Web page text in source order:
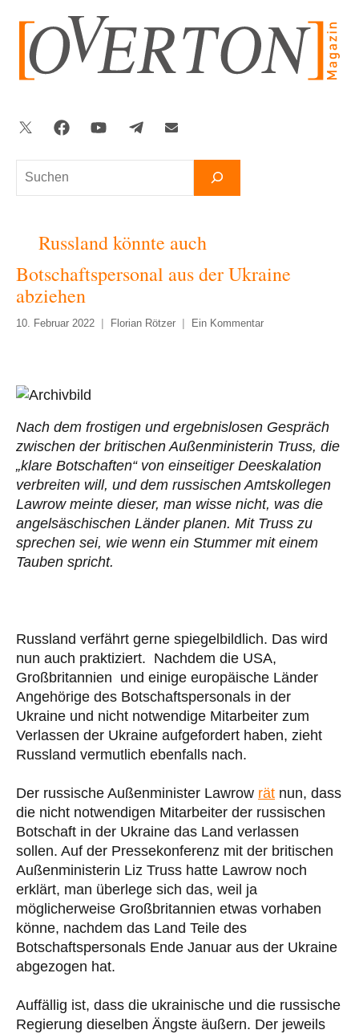
springen
Suchen
Twitter FacebookYouTubeTelegram
Russland könnte auch
Botschaftspersonal aus der Ukraine
abziehen
10. Februar 2022 Florian Rötzer Ein Kommentar
Nach dem frostigen und ergebnislosen Gespräch
zwischen der britischen Außenministerin Truss, die
„klare Botschaften“ von einseitiger Deeskalation
verbreiten will, und dem russischen Amtskollegen
Lawrow meinte dieser, man wisse nicht, was die
angelsäschischen Länder planen. Mit Truss zu
sprechen sei, wie wenn ein Stummer mit einem
Tauben spricht.
Russland verfährt gerne spiegelbildlich. Das wird
nun auch praktiziert. Nachdem die USA,
Großbritannien und einige europäische Länder
Angehörige des Botschaftspersonals in der
Ukraine und nicht notwendige Mitarbeiter zum
Verlassen der Ukraine aufgefordert haben, zieht
Russland vermutlich ebenfalls nach.
Der russische Außenminister Lawrow rät nun, dass
die nicht notwendigen Mitarbeiter der russischen
Botschaft in der Ukraine das Land verlassen
sollen. Auf der Pressekonferenz mit der britischen
Außenministerin Liz Truss hatte Lawrow noch
erklärt, man überlege sich das, weil ja
möglicherweise Großbritannien etwas vorhaben
könne, nachdem das Land Teile des
Botschaftspersonals Ende Januar aus der Ukraine
abgezogen hat.
Auffällig ist, dass die ukrainische und die russische
Regierung dieselben Ängste äußern. Der jeweils